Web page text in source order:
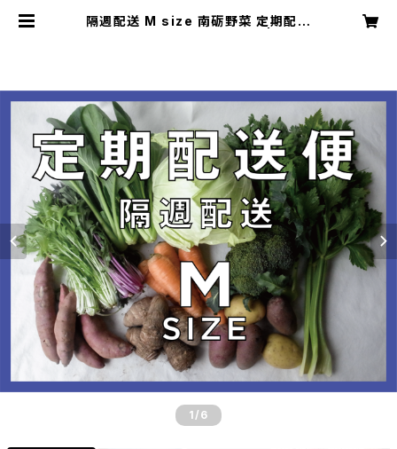
隔週配送 M size 南砺野菜 定期配送
1 /6